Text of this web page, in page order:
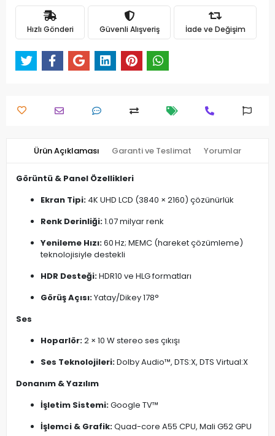
Hızlı Gönderi Güvenli Alışveriş İade ve Değişim
Ürün Açıklaması Garanti ve Teslimat Yorumlar
Görüntü & Panel Özellikleri
Ekran Tipi: 4K UHD LCD (3840 × 2160) çözünürlük
Renk Derinliği:1.07 milyar renk
Yenileme Hızı:60 Hz; MEMC (hareket çözümleme)
teknolojisiyle destekli
HDR Desteği:HDR10 ve HLG formatları
Görüş Açısı:Yatay/Dikey 178°
Ses
Hoparlör:2 × 10 W stereo ses çıkışı
Ses Teknolojileri:Dolby Audio™, DTS:X, DTS Virtual:X
Donanım & Yazılım
İşletim Sistemi:Google TV™
İşlemci & Grafik:Quad-core A55 CPU, Mali G52 GPU